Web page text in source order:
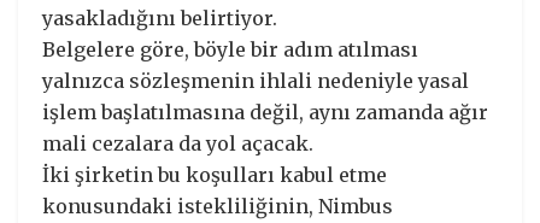
yasakladığını belirtiyor.
Belgelere göre, böyle bir adım atılması
yalnızca sözleşmenin ihlali nedeniyle yasal
işlem başlatılmasına değil, aynı zamanda ağır
mali cezalara da yol açacak.
İki şirketin bu koşulları kabul etme
konusundaki istekliliğinin, Nimbus